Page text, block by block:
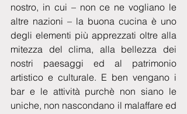
nostro, in cui – non ce ne vogliano le
altre nazioni – la buona cucina è uno
degli elementi più apprezzati oltre alla
mitezza del clima, alla bellezza dei
nostri paesaggi ed al patrimonio
artistico e culturale. E ben vengano i
bar e le attività purchè non siano le
uniche, non nascondano il malaffare ed